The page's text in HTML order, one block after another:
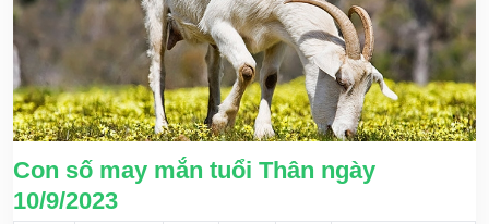
Con số may mắn tuổi Thân ngày
10/9/2023